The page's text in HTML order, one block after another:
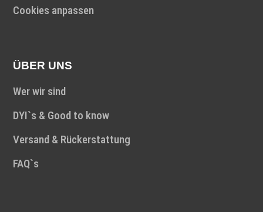
Cookies anpassen
ÜBER UNS
Wer wir sind
DYI`s & Good to know
Versand & Rückerstattung
FAQ`s